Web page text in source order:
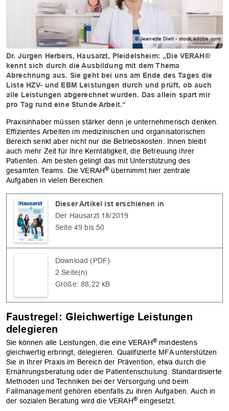
© Jeanette Dietl - stock.adobe.com
Dr. Jürgen Herbers, Hausarzt, Pleidelsheim: „Die VERAH®
kennt sich durch die Ausbildung mit dem Thema
Abrechnung aus. Sie geht bei uns am Ende des Tages die
Liste HZV- und EBM Leistungen durch und prüft, ob auch
alle Leistungen abgerechnet wurden. Das allein spart mir
pro Tag rund eine Stunde Arbeit.“
Praxisinhaber müssen stärker denn je unternehmerisch denken.
Effizientes Arbeiten im medizinischen und organisatorischen
Bereich senkt aber nicht nur die Betriebskosten. Ihnen bleibt
auch mehr Zeit für Ihre Kerntätigkeit, die Betreuung ihrer
Patienten. Am besten gelingt das mit Unterstützung des
gesamten Teams. Die VERAH® übernimmt hier zentrale
Aufgaben in vielen Bereichen.
Dieser Artikel ist erschienen in
Der Hausarzt 18/2019
Seite 49 bis 50
Download (PDF)
2 Seite(n)
Größe: 88,22 kB
Faustregel: Gleichwertige Leistungen
delegieren
Sie können alle Leistungen, die eine VERAH®mindestens
gleichwertig erbringt, delegieren. Qualifizierte MFA unterstützen
Sie in Ihrer Praxis im Bereich der Prävention, etwa durch die
Ernährungsberatung oder die Patientenschulung. Standardisierte
Methoden und Techniken bei der Versorgung und beim
Fallmanagement gehören ebenfalls zu ihren Aufgaben. Auch in
der sozialen Beratung wird die VERAH®eingesetzt.